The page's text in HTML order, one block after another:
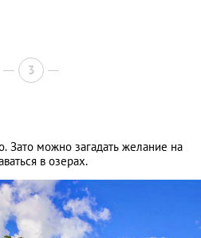
3
Зато можно загадать желание на
в озерах.